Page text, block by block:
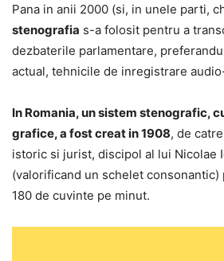
Pana in anii 2000 (si, in unele parti,
stenografia s-a folosit pentru a
dezbaterile parlamentare,
actual, tehnicile de inregistrare
In Romania, un sistem stenografic,
grafice, a fost creat in 1908, de
istoric si jurist, discipol al lui Nicolae
(valorificand un schelet
180 de cuvinte pe minut.